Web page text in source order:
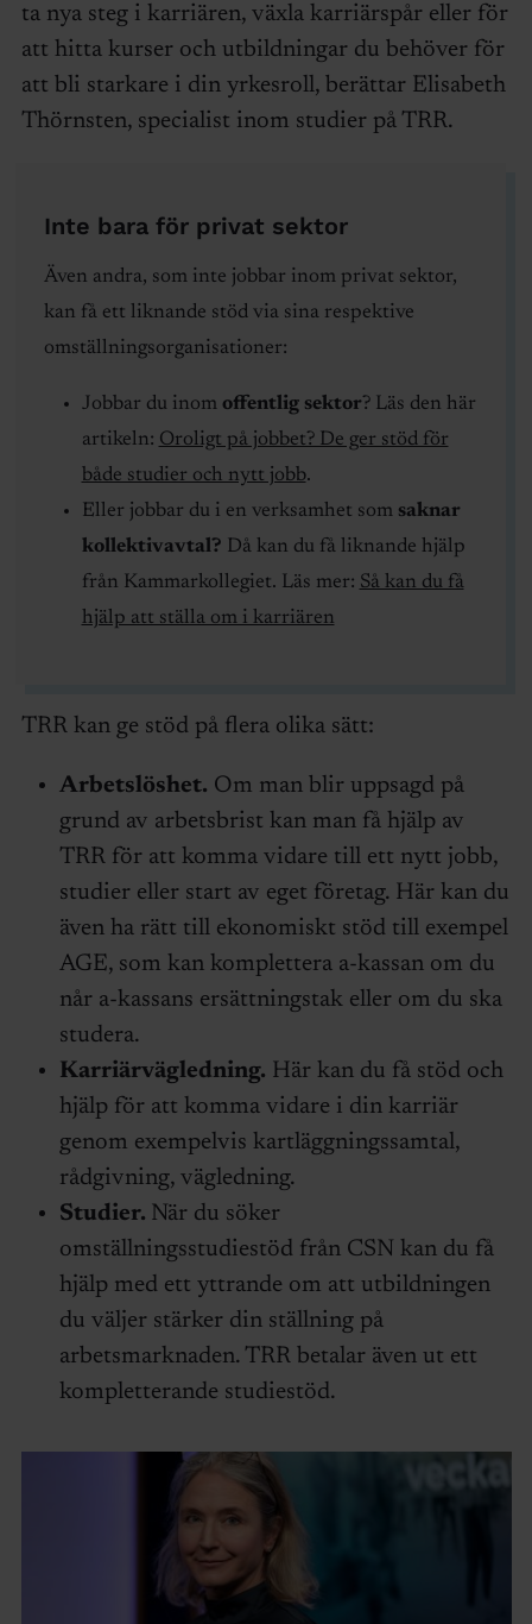
ta nya steg i karriären, växla karriärspår eller för
att hitta kurser och utbildningar du behöver för
att bli starkare i din yrkesroll, berättar Elisabeth
Thörnsten, specialist inom studier på TRR.
Inte bara för privat sektor
Även andra, som inte jobbar inom privat sektor,
kan få ett liknande stöd via sina respektive
omställningsorganisationer:
Jobbar du inom offentlig sektor? Läs den här
artikeln: Oroligt på jobbet? De ger stöd för
både studier och nytt jobb.
Eller jobbar du i en verksamhet som saknar
kollektivavtal? Då kan du få liknande hjälp
från Kammarkollegiet. Läs mer: Så kan du få
hjälp att ställa om i karriären
TRR kan ge stöd på flera olika sätt:
Arbetslöshet. Om man blir uppsagd på
grund av arbetsbrist kan man få hjälp av
TRR för att komma vidare till ett nytt jobb,
studier eller start av eget företag. Här kan du
även ha rätt till ekonomiskt stöd till exempel
AGE, som kan komplettera a-kassan om du
når a-kassans ersättningstak eller om du ska
studera.
Karriärvägledning. Här kan du få stöd och
hjälp för att komma vidare i din karriär
genom exempelvis kartläggningssamtal,
rådgivning, vägledning.
Studier. När du söker
omställningsstudiestöd från CSN kan du få
hjälp med ett yttrande om att utbildningen
du väljer stärker din ställning på
arbetsmarknaden. TRR betalar även ut ett
kompletterande studiestöd.